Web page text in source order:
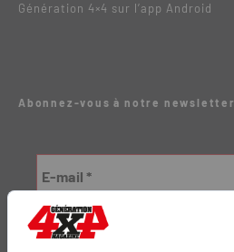
Génération 4×4 sur l’app Android
Abonnez-vous à notre newsletter